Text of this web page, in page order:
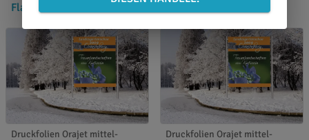
Flaschen
ab 1,84 €
Druckfolien Orajet mittel-
Druckfolien Orajet mittel-